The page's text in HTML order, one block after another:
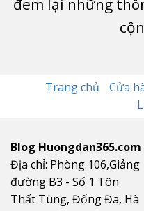
đem lại những
Trang chủ Cửa
Blog Huongdan365.com
Địa chỉ: Phòng 106,Giảng
đường B3 - Số 1 Tôn
Thất Tùng, Đống Đa, Hà